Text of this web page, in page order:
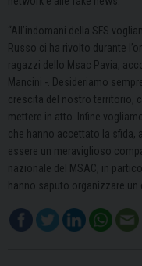
“All’indomani della SFS
Russo ci ha rivolto durante
ragazzi dello Msac Pavia,
Mancini -. Desideriamo
crescita del nostro territorio,
mettere in atto. Infine
che hanno accettato la sfida,
essere un meraviglioso
nazionale del MSAC, in
hanno saputo organizzare un